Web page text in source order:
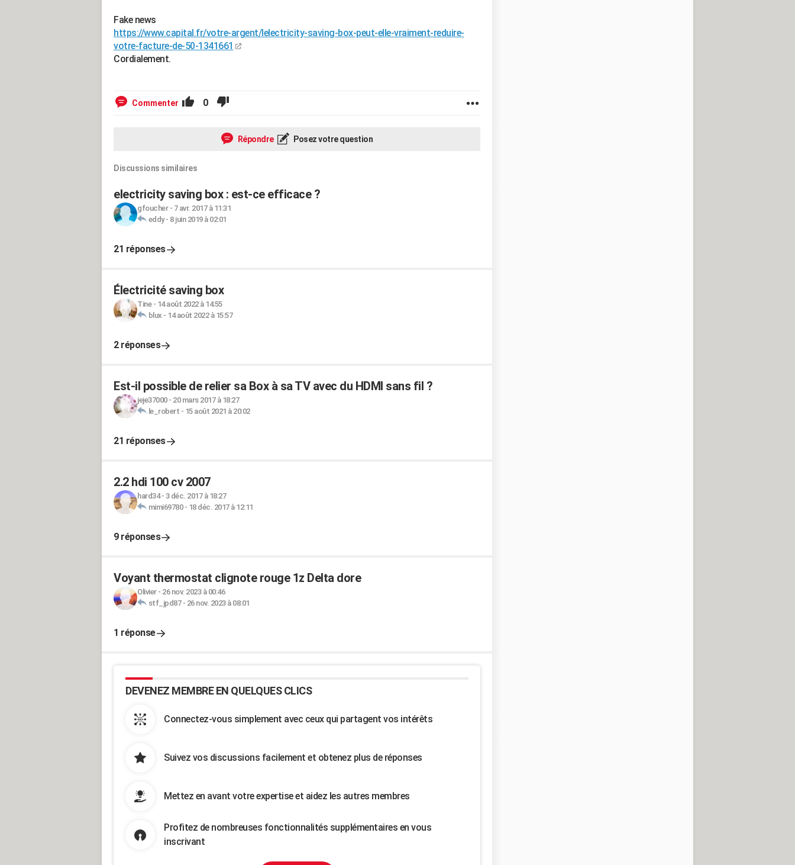
Fake news
https://www.capital.fr/votre-argent/lelectricity-saving-box-peut-elle-vraiment-reduire-
votre-facture-de-50-1341661
Cordialement.
Commenter 0
Répondre Posez votre question
Discussions similaires
electricity saving box : est-ce efficace ?
gfoucher- 7 avr. 2017 à 11:31
eddy- 8 juin 2019 à 02:01
21 réponses
Électricité saving box
Tine- 14 août 2022 à 14:55
blux - 14 août 2022 à 15:57
2 réponses
Est-il possible de relier sa Box à sa TV avec du HDMI sans fil ?
jeje37000- 20 mars 2017 à 18:27
le_robert - 15 août 2021 à 20:02
21 réponses
2.2 hdi 100 cv 2007
hard34- 3 déc. 2017 à 18:27
mimi69780- 18 déc. 2017 à 12:11
9 réponses
Voyant thermostat clignote rouge 1z Delta dore
Olivier- 26 nov. 2023 à 00:46
stf_jpd87- 26 nov. 2023 à 08:01
1 réponse
DEVENEZ MEMBRE EN QUELQUES CLICS
Connectez-vous simplement avec ceux qui partagent vos intérêts
Suivez vos discussions facilement et obtenez plus de réponses
Mettez en avant votre expertise et aidez les autres membres
Profitez de nombreuses fonctionnalités supplémentaires en vous
inscrivant